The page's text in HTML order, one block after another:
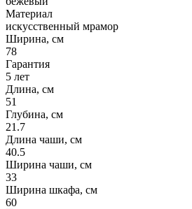
Материал
искусственный мрамор
Ширина, см
78
Гарантия
5 лет
Длина, см
51
Глубина, см
21.7
Длина чаши, см
40.5
Ширина чаши, см
33
Ширина шкафа, см
60